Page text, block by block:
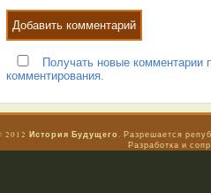
Получать новые
комментирования.
2012История Будущего . Разрешается
Разработка и